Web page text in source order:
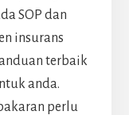
SOP dan
insurans
terbaik
anda.
perlu